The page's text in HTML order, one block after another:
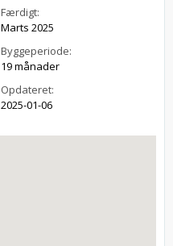
Færdigt:
Marts 2025
Byggeperiode:
19 månader
Opdateret:
2025-01-06